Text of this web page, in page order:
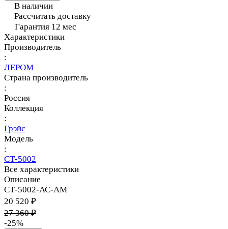
В наличии
Рассчитать доставку
Гарантия 12 мес
Характеристики
Производитель
:
ЛЕРОМ
Страна производитель
:
Россия
Коллекция
:
Грэйс
Модель
:
СТ-5002
Все характеристики
Описание
СТ-5002-АС-АМ
20 520 ₽
27 360 ₽
-25%